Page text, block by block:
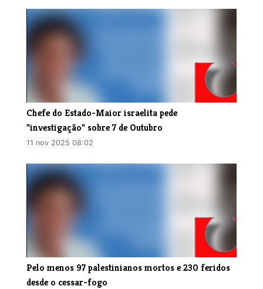
Chefe do Estado-Maior israelita pede
"investigação" sobre 7 de Outubro
11 nov 2025 08:02
Pelo menos 97 palestinianos mortos e 230 feridos
desde o cessar-fogo